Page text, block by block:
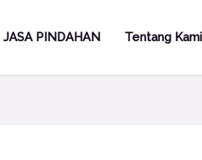
JASA PINDAHAN Tentang Kami